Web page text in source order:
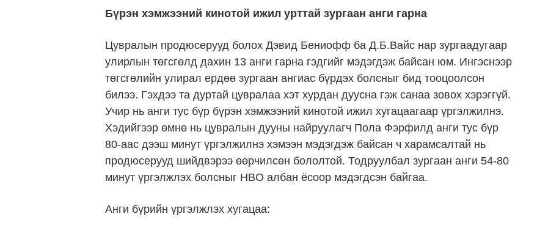
Бүрэн хэмжээний кинотой ижил урттай зургаан анги гарна
Цувралын продюсерууд болох Дэвид Бениофф ба Д.Б.Вайс нар зургаадугаар
улирлын төгсгөлд дахин 13 анги гарна гэдгийг мэдэгдэж байсан юм. Ингэснээр
төгсгөлийн улирал ердөө зургаан ангиас бүрдэх болсныг бид тооцоолсон
билээ. Гэхдээ та дуртай цувралаа хэт хурдан дуусна гэж санаа зовох хэрэггүй.
Учир нь анги тус бүр бүрэн хэмжээний кинотой ижил хугацаагаар үргэлжилнэ.
Хэдийгээр өмнө нь цувралын дууны найруулагч Пола Фэрфилд анги тус бүр
80-аас дээш минут үргэлжилнэ хэмээн мэдэгдэж байсан ч харамсалтай нь
продюсерууд шийдвэрээ өөрчилсөн бололтой. Тодруулбал зургаан анги 54-80
минут үргэлжлэх болсныг HBO албан ёсоор мэдэгдсэн байгаа.
Анги бүрийн үргэлжлэх хугацаа: